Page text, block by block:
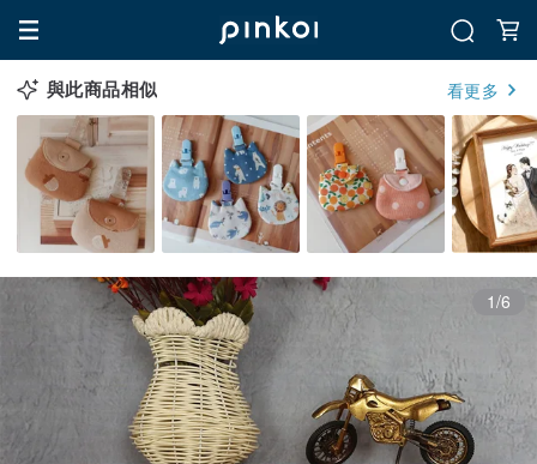
與此商品相似 看更多
1/6